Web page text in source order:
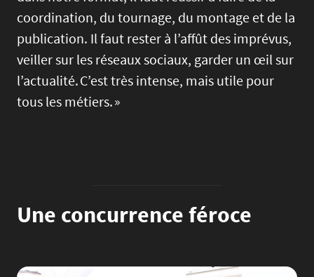
coordination, du tournage, du montage et de la
publication. Il faut rester à l’affût des imprévus,
veiller sur les réseaux sociaux, garder un œil sur
l’actualité. C’est très intense, mais utile pour
tous les métiers. »
Une concurrence féroce
Image